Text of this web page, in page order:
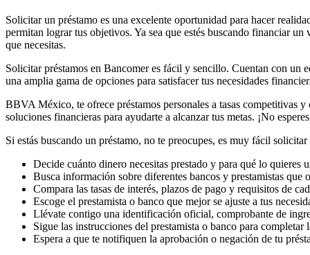
Solicitar un préstamo es una excelente oportunidad para hacer
permitan lograr tus objetivos. Ya sea que estés buscando financiar
que necesitas.
Solicitar préstamos en Bancomer es fácil y sencillo. Cuentan con un
una amplia gama de opciones para satisfacer tus necesidades
BBVA México, te ofrece préstamos personales a tasas competitivas
soluciones financieras para ayudarte a alcanzar tus metas. ¡No
Si estás buscando un préstamo, no te preocupes, es muy fácil
Decide cuánto dinero necesitas prestado y para qué lo quieres
Busca información sobre diferentes bancos y prestamistas que
Compara las tasas de interés, plazos de pago y requisitos de
Escoge el prestamista o banco que mejor se ajuste a tus
Llévate contigo una identificación oficial, comprobante de
Sigue las instrucciones del prestamista o banco para completar
Espera a que te notifiquen la aprobación o negación de tu